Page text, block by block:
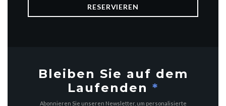
RESERVIEREN
Bleiben Sie auf dem
Laufenden *
Abonnieren Sie unseren Newsletter, um personalisierte